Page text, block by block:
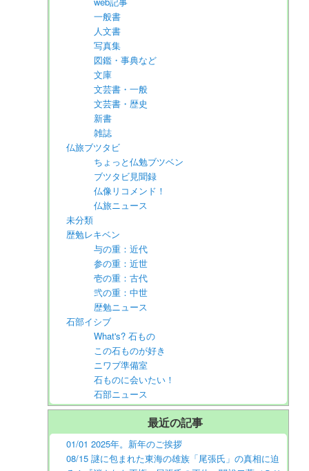
一般書
人文書
写真集
図鑑・事典など
文庫
文芸書・一般
文芸書・歴史
新書
雑誌
仏旅ブツタビ
ちょっと仏勉ブツベン
ブツタビ見聞録
仏像リコメンド！
仏旅ニュース
未分類
歴勉レキベン
与の重：近代
参の重：近世
壱の重：古代
弐の重：中世
歴勉ニュース
石部イシブ
What's? 石もの
この石ものが好き
ニワブ準備室
石ものに会いたい！
石部ニュース
最近の記事
01/01 2025年。新年のご挨拶
08/15 謎に包まれた東海の雄族「尾張氏」の真相に迫